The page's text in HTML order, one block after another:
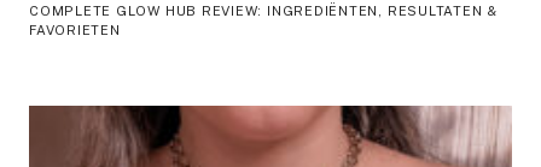
COMPLETE GLOW HUB REVIEW: INGREDIËNTEN, RESULTATEN &
FAVORIETEN